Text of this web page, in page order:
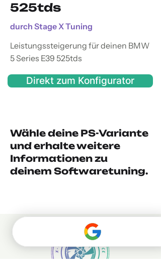
525tds
durch Stage X Tuning
Leistungssteigerung für deinen BMW
5 Series E39 525tds
Direkt zum Konfigurator
Wähle deine PS-Variante
und erhalte weitere
Informationen zu
deinem Softwaretuning.